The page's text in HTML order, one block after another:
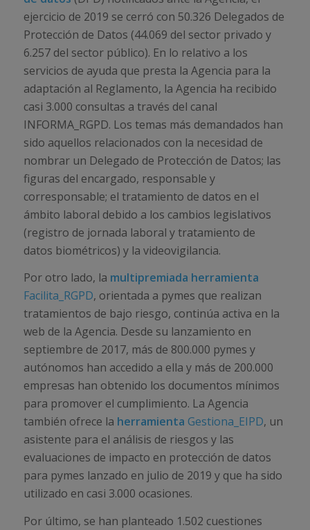
ejercicio de 2019 se cerró con 50.326 Delegados de
Protección de Datos (44.069 del sector privado y
6.257 del sector público). En lo relativo a los
servicios de ayuda que presta la Agencia para la
adaptación al Reglamento, la Agencia ha recibido
casi 3.000 consultas a través del canal
INFORMA_RGPD. Los temas más demandados han
sido aquellos relacionados con la necesidad de
nombrar un Delegado de Protección de Datos; las
figuras del encargado, responsable y
corresponsable; el tratamiento de datos en el
ámbito laboral debido a los cambios legislativos
(registro de jornada laboral y tratamiento de
datos biométricos) y la videovigilancia.
Por otro lado, la multipremiada herramienta
Facilita_RGPD, orientada a pymes que realizan
tratamientos de bajo riesgo, continúa activa en la
web de la Agencia. Desde su lanzamiento en
septiembre de 2017, más de 800.000 pymes y
autónomos han accedido a ella y más de 200.000
empresas han obtenido los documentos mínimos
para promover el cumplimiento. La Agencia
también ofrece la herramienta Gestiona_EIPD, un
asistente para el análisis de riesgos y las
evaluaciones de impacto en protección de datos
para pymes lanzado en julio de 2019 y que ha sido
utilizado en casi 3.000 ocasiones.
Por último, se han planteado 1.502 cuestiones